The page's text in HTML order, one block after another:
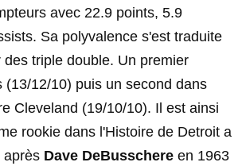
avec 22.9 points, 5.9
Sa polyvalence s'est traduite
des triple double. Un premier
(13/12/10) puis un second dans
Cleveland (19/10/10). Il est ainsi
rookie dans l'Histoire de Detroit a
après Dave DeBusschere en 1963